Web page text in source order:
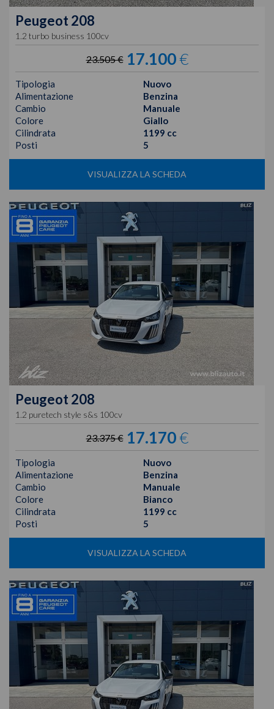
Peugeot 208
1.2 turbo business 100cv
23.505 € 17.100€
Tipologia
Nuovo
Alimentazione
Benzina
Cambio
Manuale
Colore
Giallo
Cilindrata
1199 cc
Posti
5
VISUALIZZA LA SCHEDA
Peugeot 208
1.2 puretech style s&s 100cv
23.375 € 17.170€
Tipologia
Nuovo
Alimentazione
Benzina
Cambio
Manuale
Colore
Bianco
Cilindrata
1199 cc
Posti
5
VISUALIZZA LA SCHEDA